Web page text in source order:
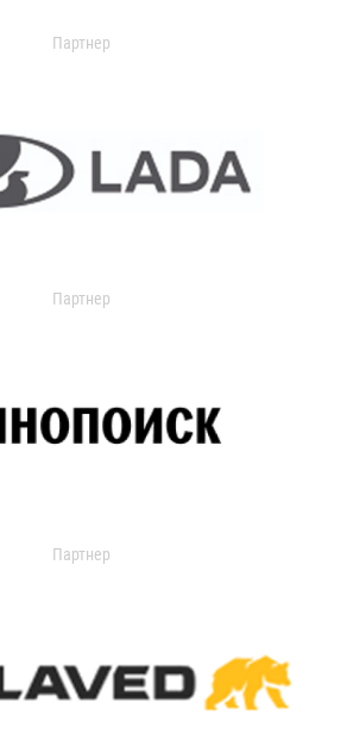
Партнер
Партнер
Партнер